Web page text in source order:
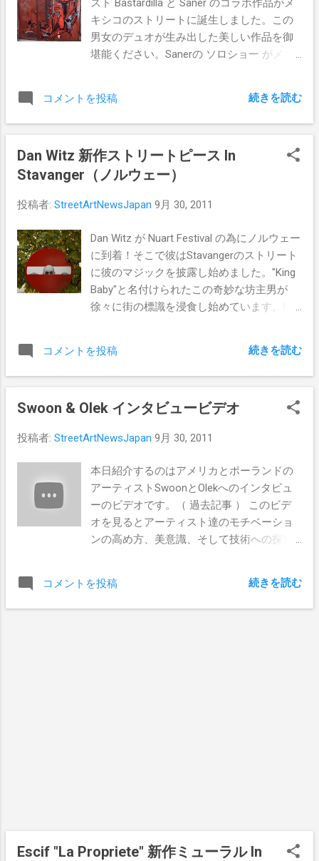
スト Bastardilla と Saner のコラボ作品がメ
キシコのストリートに誕生しました。この
男女のデュオが生み出した美しい作品を御
堪能ください。Sanerの ソロショー がメキ
Pics By Saner and Bastardilla
コメントを投稿 続きを読む
Dan Witz 新作ストリートピース In
Stavanger（ノルウェー）
投稿者: StreetArtNewsJapan 9月 30, 2011
Dan Witz が Nuart Festival の為にノルウェー
に到着！そこで彼はStavangerのストリート
に彼のマジックを披露し始めました。"King
Baby"と名付けられたこの奇妙な坊主男が
徐々に街の標識を浸食し始めています。Mr
か楽しみです！ Pics By Dan Witz and Nuart
コメントを投稿 続きを読む
Swoon & Olek インタビュービデオ
投稿者: StreetArtNewsJapan 9月 30, 2011
本日紹介するのはアメリカとポーランドの
アーティストSwoonとOlekへのインタビュ
ーのビデオです。（ 過去記事 ） このビデ
オを見るとアーティスト達のモチベーショ
ンの高め方、美意識、そして技術への探究
コメントを投稿 続きを読む
Escif "La Propriete" 新作ミューラル In